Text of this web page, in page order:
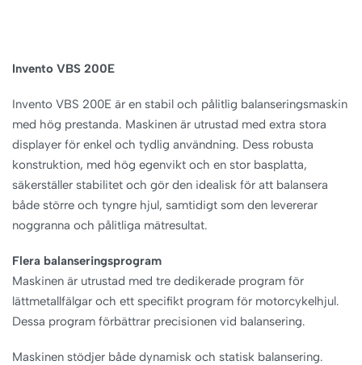
Invento VBS 200E
Invento VBS 200E är en stabil och pålitlig balanseringsmaskin
med hög prestanda. Maskinen är utrustad med extra stora
displayer för enkel och tydlig användning. Dess robusta
konstruktion, med hög egenvikt och en stor basplatta,
säkerställer stabilitet och gör den idealisk för att balansera
både större och tyngre hjul, samtidigt som den levererar
noggranna och pålitliga mätresultat.
Flera balanseringsprogram
Maskinen är utrustad med tre dedikerade program för
lättmetallfälgar och ett specifikt program för motorcykelhjul.
Dessa program förbättrar precisionen vid balansering.
Maskinen stödjer både dynamisk och statisk balansering.